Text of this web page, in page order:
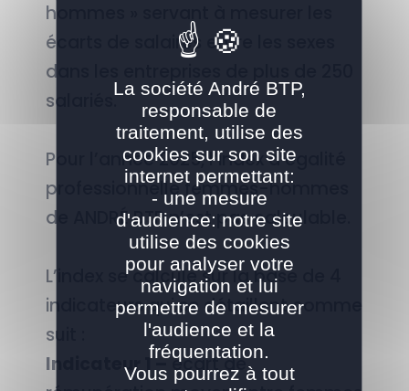
hommes » servant à mesurer les
écarts de salaires entre les sexes
dans les entreprises de plus de 250
salariés.
Pour l’année 2025, l’index d’égalité
professionnelle femmes-hommes
de ANDRÉ BTP n’est pas calculable.
L’index se calcule sur la base de 4
indicateurs qui se détaillent comme
suit :
Indicateur 1 –écart de
La société André BTP,
responsable de
traitement, utilise des
cookies sur son site
internet permettant:
- une mesure
d'audience: notre site
utilise des cookies
pour analyser votre
navigation et lui
permettre de mesurer
l'audience et la
fréquentation.
Vous pourrez à tout